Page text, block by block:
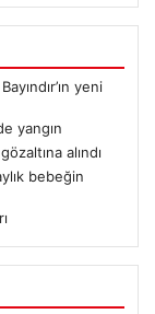
yeni
yangın
alındı
bebeğin